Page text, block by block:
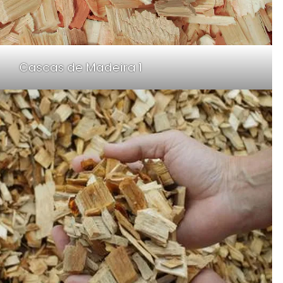
Cascas de Madeira 1